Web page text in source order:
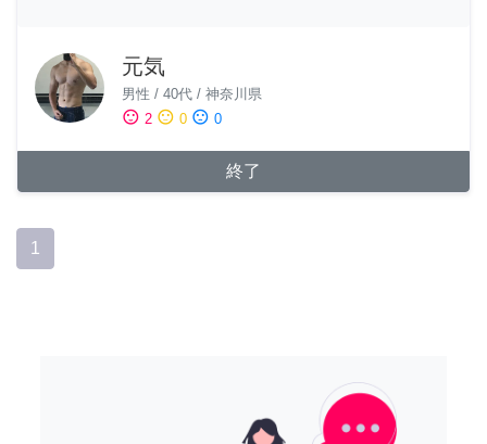
元気
男性 / 40代 / 神奈川県
sentiment_satisfied 2 sentiment_neutral 0 sentiment_dissatisfied 0
終了
1